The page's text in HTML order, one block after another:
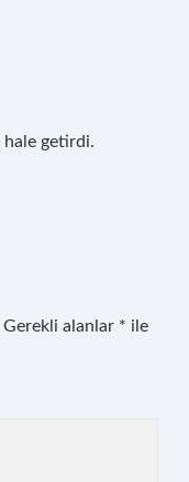
hale getirdi.
Gerekli alanlar * ile